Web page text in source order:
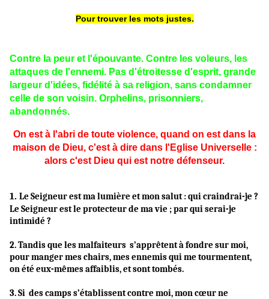
Pour trouver les mots justes.
Contre la peur et l'épouvante. Contre les voleurs, les
attaques de l'ennemi. Pas d'étroitesse d'esprit, grande
largeur d'idées, fidélité à sa religion, sans condamner
celle de son voisin. Orphelins, prisonniers,
abandonnés.
On est à l'abri de toute violence, quand on est dans la
maison de Dieu, c'est à dire dans l'Eglise Universelle :
alors c'est Dieu qui est notre défenseur.
1. Le Seigneur est ma lumière et mon salut : qui craindrai-je ?
Le Seigneur est le protecteur de ma vie ; par qui serai-je
intimidé ?
2. Tandis que les malfaiteurs s’apprêtent à fondre sur moi,
pour manger mes chairs, mes ennemis qui me tourmentent,
on été eux-mêmes affaiblis, et sont tombés.
3. Si des camps s’établissent contre moi, mon cœur ne